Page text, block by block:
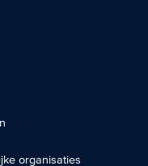
organisaties